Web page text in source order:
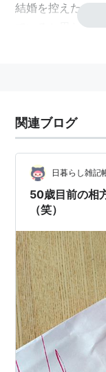
結婚を控えたカ
でいると思われ
婚姻届（2011
LOVE♡さい箸
Francfranc素
かわいすぎる♡
号）
可愛すぎる洗
アビステ チョ
（2012年8月
乙女すぎる♡
そのまま使え
号）
そのまま使え
セット＆婚姻
関連ブログ
日暮らし雑記
50歳目前の相
（笑）